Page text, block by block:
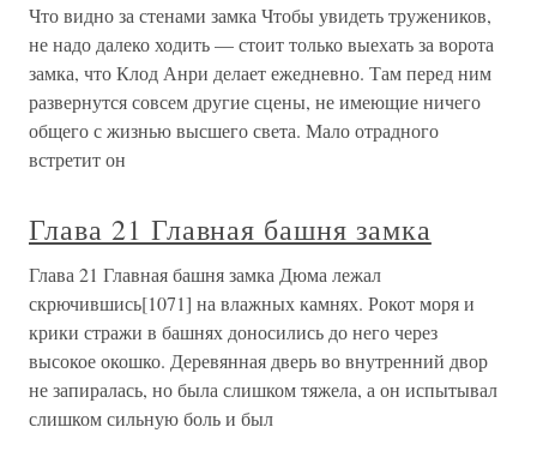
Что видно за стенами замка Чтобы увидеть тружеников,
не надо далеко ходить — стоит только выехать за ворота
замка, что Клод Анри делает ежедневно. Там перед ним
развернутся совсем другие сцены, не имеющие ничего
общего с жизнью высшего света. Мало отрадного
встретит он
Глава 21 Главная башня замка
Глава 21 Главная башня замка Дюма лежал
скрючившись[1071] на влажных камнях. Рокот моря и
крики стражи в башнях доносились до него через
высокое окошко. Деревянная дверь во внутренний двор
не запиралась, но была слишком тяжела, а он испытывал
слишком сильную боль и был